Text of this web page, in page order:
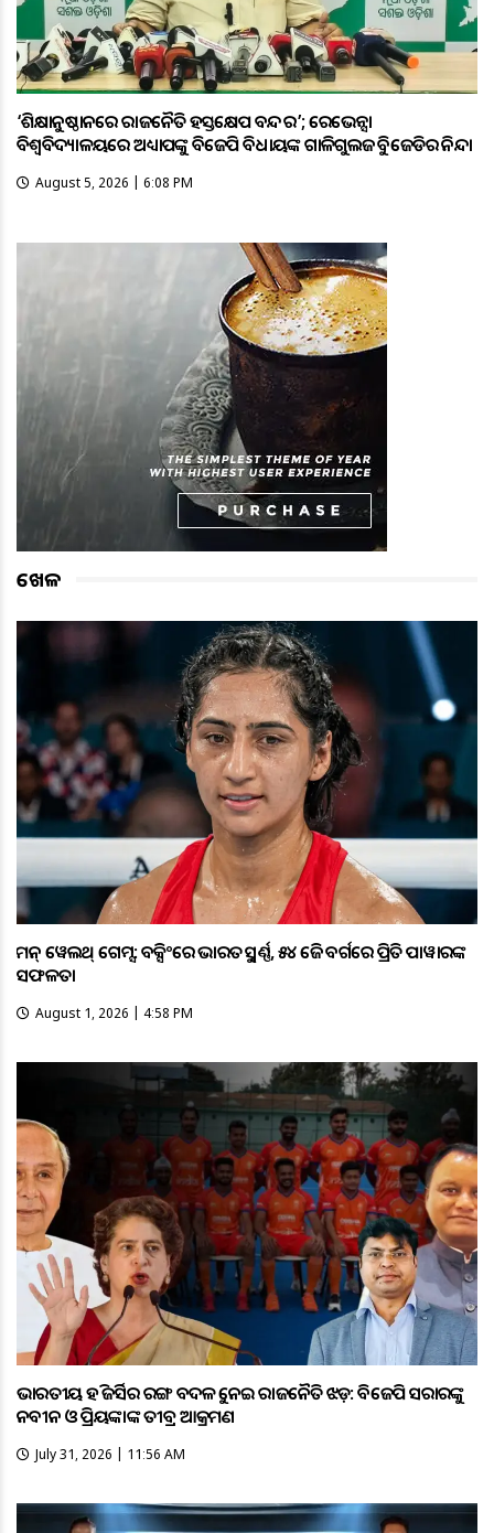
‘ଶିକ୍ଷାନୁଷ୍ଠାନରେ ରାଜନୈତିକ ହସ୍ତକ୍ଷେପ ବନ୍ଦ କର’; ରେଭେନ୍ସା
ବିଶ୍ୱବିଦ୍ୟାଳୟରେ ଅଧ୍ୟାପକଙ୍କୁ ବିଜେପି ବିଧାୟକଙ୍କ ଗାଳିଗୁଲଜକୁ ବିଜେଡିର ନିନ୍ଦା
August 5, 2026 | 6:08 PM
ଖେଳ
କମନ୍ ୱେଲଥ୍ ଗେମ୍ସ: ବକ୍ସିଂରେ ଭାରତକୁ ସ୍ବର୍ଣ୍ଣ, ୫୪ କେଜି ବର୍ଗରେ ପ୍ରିତି ପାୱାରଙ୍କ
ସଫଳତା
August 1, 2026 | 4:58 PM
ଭାରତୀୟ ହକି ଜର୍ସିର ରଙ୍ଗ ବଦଳକୁ ନେଇ ରାଜନୈତିକ ଝଡ଼: ବିଜେପି ସରକାରଙ୍କୁ
ନବୀନ ଓ ପ୍ରିୟଙ୍କାଙ୍କ ତୀବ୍ର ଆକ୍ରମଣ
July 31, 2026 | 11:56 AM